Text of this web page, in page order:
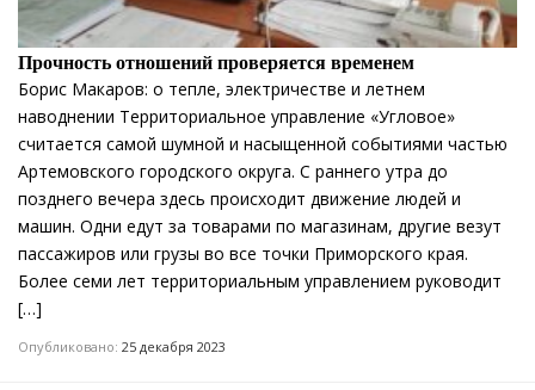
Прочность отношений проверяется временем
Борис Макаров: о тепле, электричестве и летнем
наводнении Территориальное управление «Угловое»
считается самой шумной и насыщенной событиями частью
Артемовского городского округа. С раннего утра до
позднего вечера здесь происходит движение людей и
машин. Одни едут за товарами по магазинам, другие везут
пассажиров или грузы во все точки Приморского края.
Более семи лет территориальным управлением руководит
[…]
Опубликовано: 25 декабря 2023